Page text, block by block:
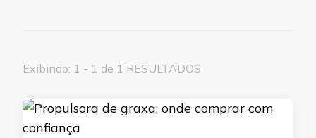
Exibindo: 1 - 1 de 1 RESULTADOS